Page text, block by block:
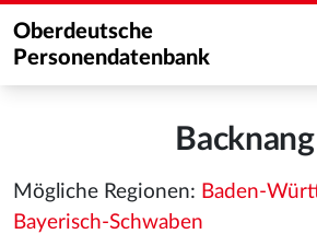
Oberdeutsche
Personendatenbank
Backnang
Mögliche Regionen: Baden-
Bayerisch-Schwaben